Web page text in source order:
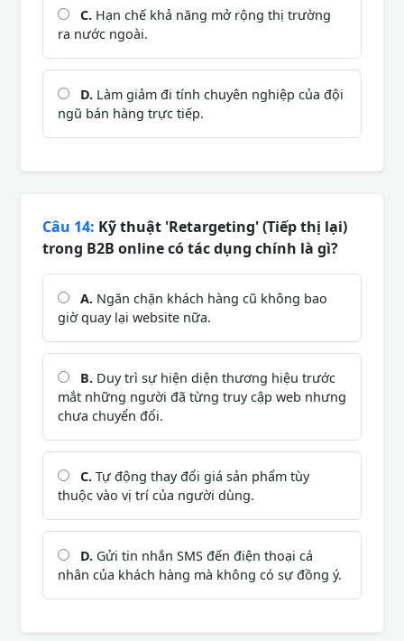
C. Hạn chế khả năng mở rộng thị trường
ra nước ngoài.
D. Làm giảm đi tính chuyên nghiệp của đội
ngũ bán hàng trực tiếp.
Câu 14: Kỹ thuật 'Retargeting' (Tiếp thị lại)
trong B2B online có tác dụng chính là gì?
A. Ngăn chặn khách hàng cũ không bao
giờ quay lại website nữa.
B. Duy trì sự hiện diện thương hiệu trước
mắt những người đã từng truy cập web nhưng
chưa chuyển đổi.
C. Tự động thay đổi giá sản phẩm tùy
thuộc vào vị trí của người dùng.
D. Gửi tin nhắn SMS đến điện thoại cá
nhân của khách hàng mà không có sự đồng ý.